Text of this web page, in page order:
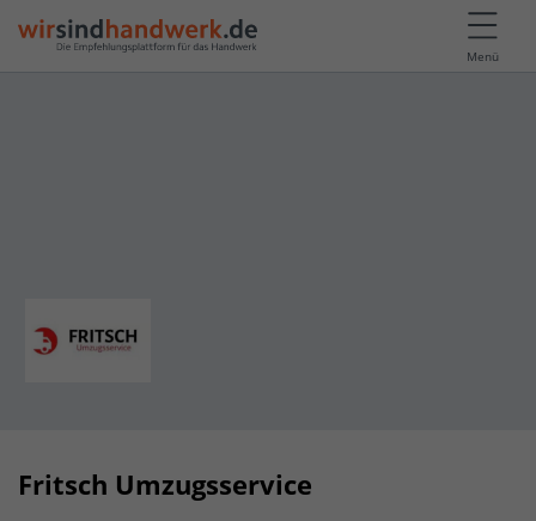
Menü
Fritsch Umzugsservice